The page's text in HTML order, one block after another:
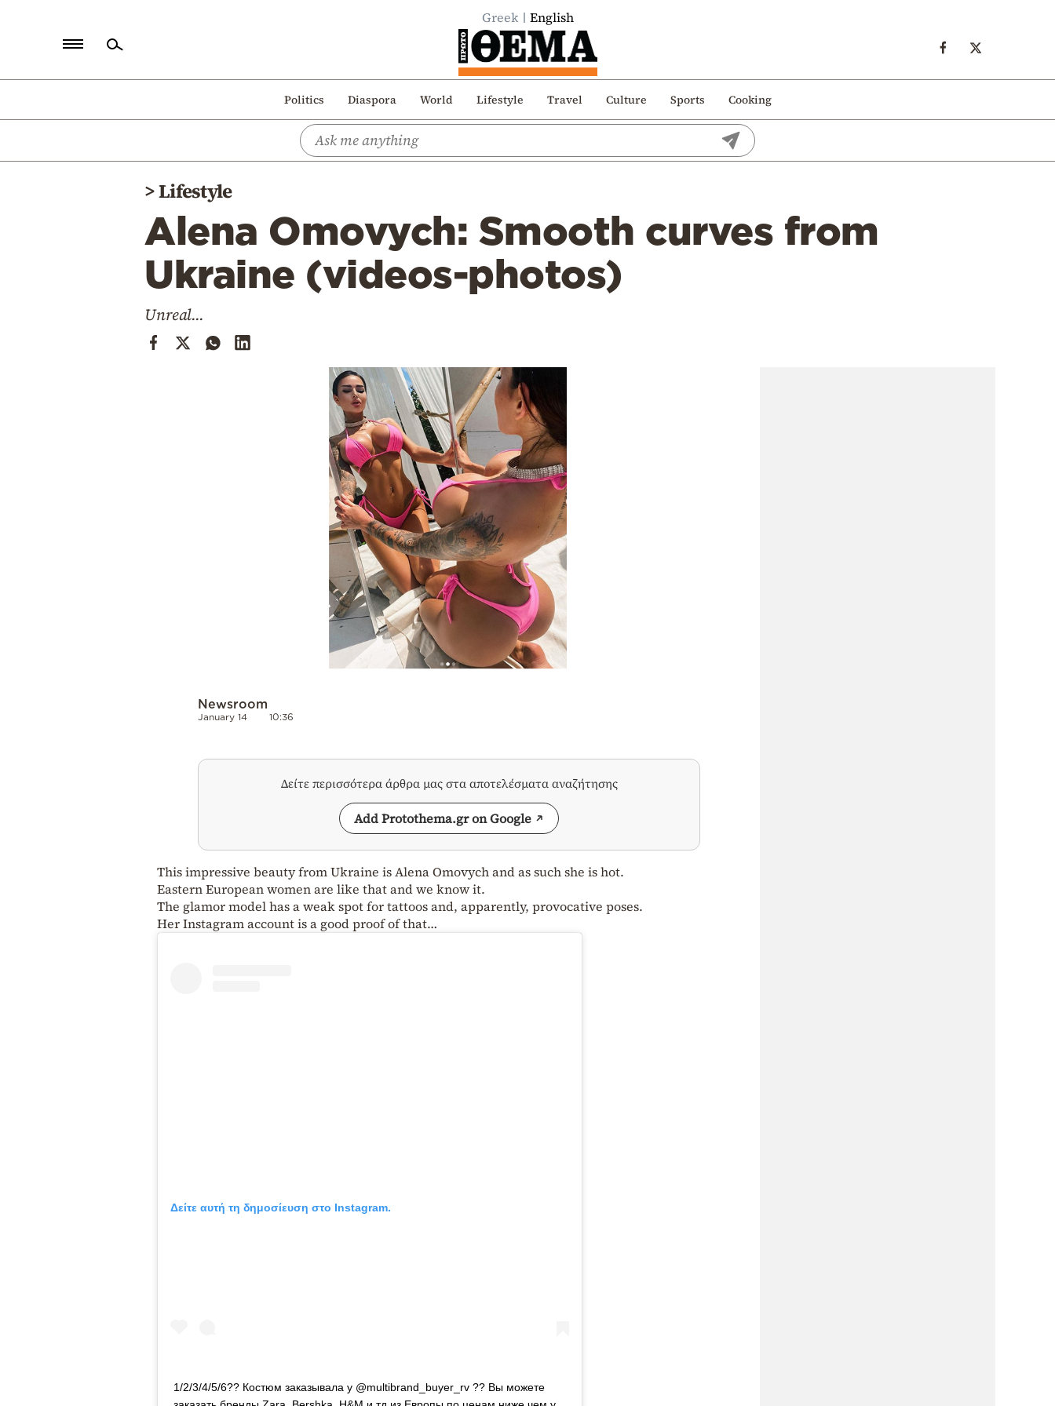
Greek English
Politics Diaspora World Lifestyle Travel Culture Sports Cooking
Politics
>Lifestyle
Alena Omovych: Smooth curves from
Ukraine (videos-photos)
Unreal...
Newsroom
January 14 10:36
Δείτε περισσότερα άρθρα μας στα αποτελέσματα αναζήτησης
Add Protothema.gr on Google
This impressive beauty from Ukraine is Alena Omovych and as such she is hot.
Eastern European women are like that and we know it.
The glamor model has a weak spot for tattoos and, apparently, provocative poses.
Her Instagram account is a good proof of that…
Δείτε αυτή τη δημοσίευση στο Instagram.
1/2/3/4/5/6?? Костюм заказывала у @multibrand_buyer_rv ?? Вы можете